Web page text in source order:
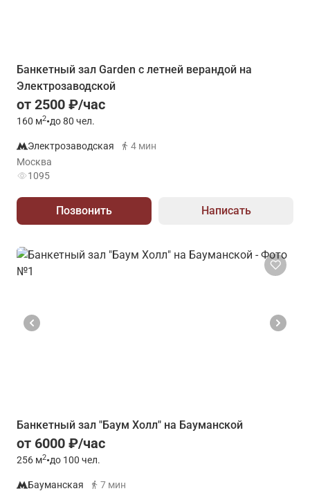
Банкетный зал Garden с летней верандой на
Электрозаводской
от 2500 ₽/час
160 м2•до 80 чел.
Электрозаводская
4 мин
Москва
1095
Позвонить Написать
Банкетный зал "Баум Холл" на Бауманской
от 6000 ₽/час
256 м2•до 100 чел.
Бауманская
7 мин